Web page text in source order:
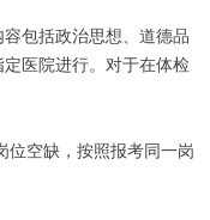
包括政治思想、道德品
医院进行。对于在体检
空缺，按照报考同一岗